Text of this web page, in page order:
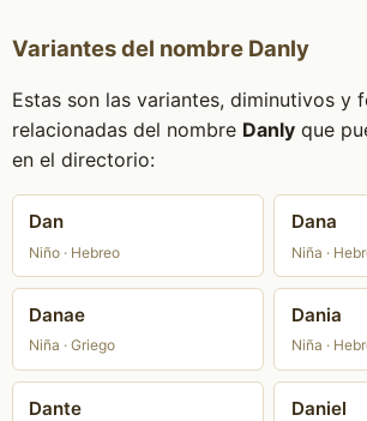
Variantes del nombre Danly
Estas son las variantes, diminutivos y
relacionadas del nombre Danlyque
en el directorio:
Dan
Niño · Hebreo
Dana
Niña ·
Danae
Niña · Griego
Dania
Niña ·
Dante Daniel